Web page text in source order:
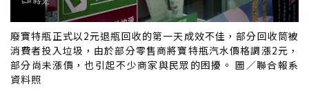
廢寶特瓶正式以2元退瓶回收的第一天成效不佳，部分回收筒被
消費者投入垃圾，由於部分零售商將寶特瓶汽水價格調漲2元，
部分尚未漲價，也引起不少商家與民眾的困擾。 圖／聯合報系
資料照